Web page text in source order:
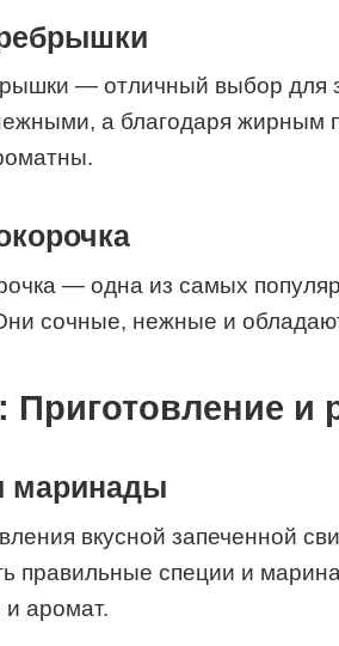
— отличный выбор для
а благодаря жирным
— одна из самых
сочные, нежные и
Приготовление и
маринады
вкусной запеченной
правильные специи и
и аромат.